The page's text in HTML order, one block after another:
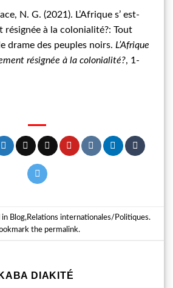
N. G. (2021). L’Afrique s’ est-
résignée à la colonialité?: Tout
drame des peuples noirs. L’Afrique
résignée à la colonialité?, 1-
in Blog,Relations internationales/Politiques.
the permalink.
KABA DIAKITÉ